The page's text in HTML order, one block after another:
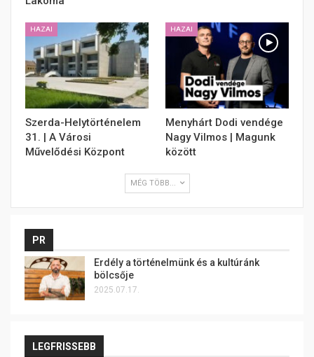
HAZAI
Szerda-Helytörténelem
31. | A Városi
Művelődési Központ
HAZAI
Menyhárt Dodi vendége
Nagy Vilmos | Magunk
között
MÉG TÖBB...
PR
Erdély a történelmünk és a kultúránk
bölcsője
2025.07.17.
LEGFRISSEBB